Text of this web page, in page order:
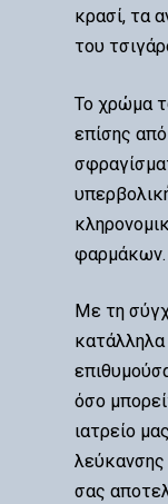
κρασί, τα
του
Το χρώμα
επίσης
φαρμάκων.
Με τη
όσο
ιατρείο
σας